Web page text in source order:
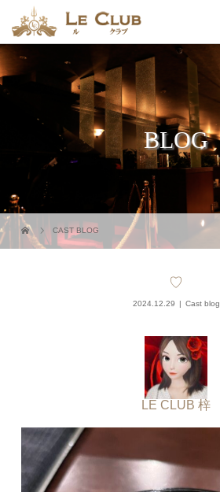
BLOG
CAST BLOG
♡
2024.12.29 Cast blog
LE CLUB 梓